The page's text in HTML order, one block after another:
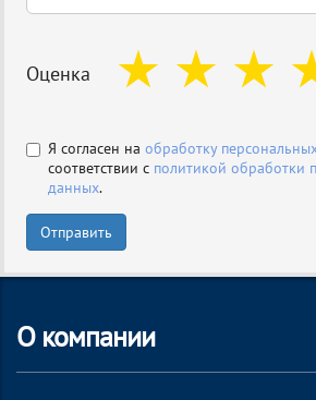
Оценка
Я согласен на обработку
соответствии с политикой обработки
данных.
Отправить
О компании